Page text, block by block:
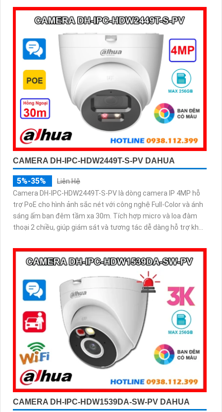
CAMERA DH-IPC-HDW2449T-S-PV DAHUA
5%-35%
Liên Hệ
Camera DH-IPC-HDW2449T-S-PV là dòng camera IP 4MP hỗ
trợ PoE cho hình ảnh sắc nét với công nghệ Full-Color và ánh
sáng ấm ban đêm tầm xa 30m. Tích hợp micro và loa đàm
thoại 2 chiều, giúp giám sát và tương tác dễ dàng hỗ trợ khe
CAMERA DH-IPC-HDW1539DA-SW-PV DAHUA